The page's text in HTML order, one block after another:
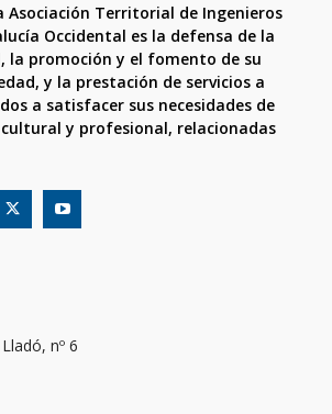
Asociación Territorial de Ingenieros
Occidental es la defensa de la
la promoción y el fomento de su
y la prestación de servicios a
a satisfacer sus necesidades de
y profesional, relacionadas
nº 6